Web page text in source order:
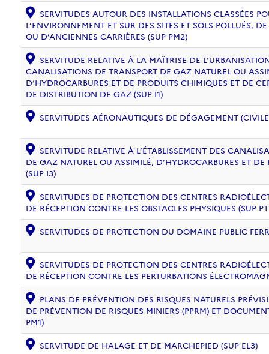
SERVITUDES AUTOUR DES INSTALLATIONS CLASSÉES
L’ENVIRONNEMENT ET SUR DES SITES ET SOLS POLLUÉS,
OU D’ANCIENNES CARRIÈRES (SUP PM2)
SERVITUDE RELATIVE À LA MAÎTRISE DE
CANALISATIONS DE TRANSPORT DE GAZ NATUREL OU
D’HYDROCARBURES ET DE PRODUITS CHIMIQUES ET DE
DE DISTRIBUTION DE GAZ (SUP I1)
SERVITUDES AÉRONAUTIQUES DE DÉGAGEMENT
SERVITUDE RELATIVE À L’ÉTABLISSEMENT DES
DE GAZ NATUREL OU ASSIMILÉ, D’HYDROCARBURES ET
(SUP I3)
SERVITUDES DE PROTECTION DES CENTRES
DE RÉCEPTION CONTRE LES OBSTACLES PHYSIQUES (SUP
SERVITUDES DE PROTECTION DU DOMAINE PUBLIC
SERVITUDES DE PROTECTION DES CENTRES
DE RÉCEPTION CONTRE LES PERTURBATIONS
PLANS DE PRÉVENTION DES RISQUES NATURELS
DE PRÉVENTION DE RISQUES MINIERS (PPRM) ET
PM1)
SERVITUDE DE HALAGE ET DE MARCHEPIED (SUP EL3)